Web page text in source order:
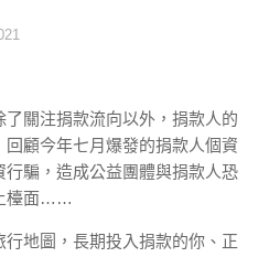
關注捐款流向以外，捐款人的
顧今年七月爆發的捐款人個資
騙，造成公益團體與捐款人恐
檯面……
地圖，長期投入捐款的你、正